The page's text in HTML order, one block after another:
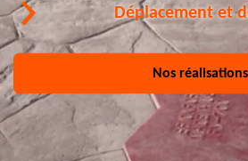
Déplacement et
Nos réalisations